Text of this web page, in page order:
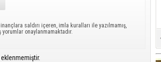
saldırı içeren, imla kuralları ile yazılmamış,
onaylanmamaktadır.